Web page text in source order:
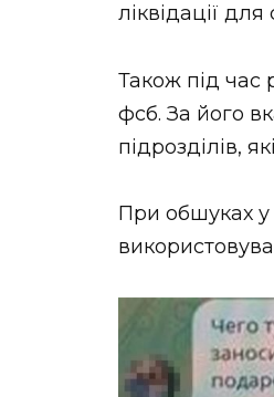
ліквідації
Також під час
фсб. За його
підрозділів,
При обшуках у